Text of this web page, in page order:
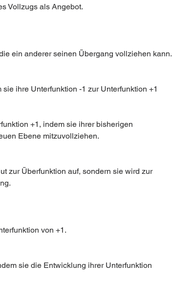
Vollzugs als Angebot.
ein anderer seinen Übergang vollziehen kann.
ihre Unterfunktion -1 zur Unterfunktion +1
+1, indem sie ihrer bisherigen
Ebene mitzuvollziehen.
zur Überfunktion auf, sondern sie wird zur
von +1.
sie die Entwicklung ihrer Unterfunktion